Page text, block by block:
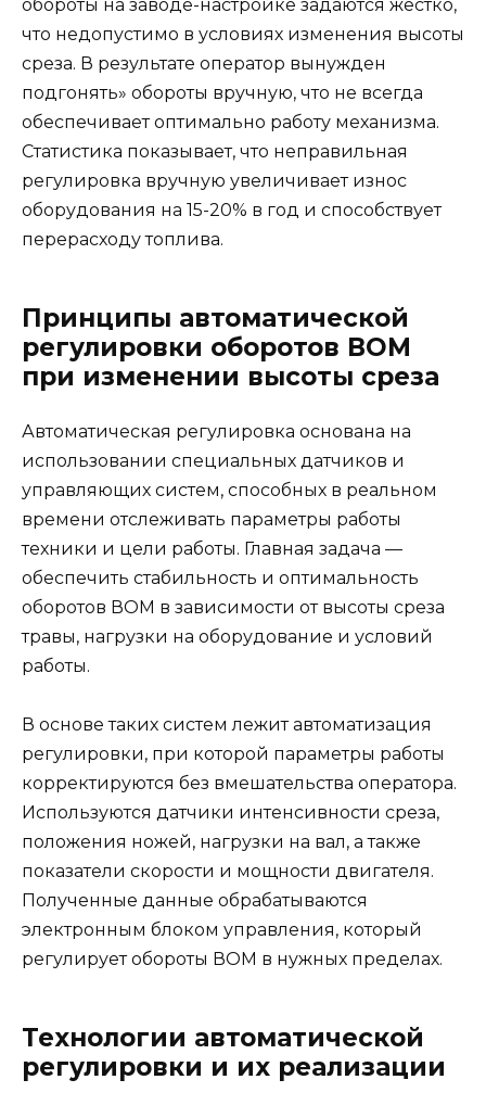
обороты на заводе-настройке задаются жестко,
что недопустимо в условиях изменения высоты
среза. В результате оператор вынужден
подгонять» обороты вручную, что не всегда
обеспечивает оптимально работу механизма.
Статистика показывает, что неправильная
регулировка вручную увеличивает износ
оборудования на 15-20% в год и способствует
перерасходу топлива.
Принципы автоматической
регулировки оборотов ВОМ
при изменении высоты среза
Автоматическая регулировка основана на
использовании специальных датчиков и
управляющих систем, способных в реальном
времени отслеживать параметры работы
техники и цели работы. Главная задача —
обеспечить стабильность и оптимальность
оборотов ВОМ в зависимости от высоты среза
травы, нагрузки на оборудование и условий
работы.
В основе таких систем лежит автоматизация
регулировки, при которой параметры работы
корректируются без вмешательства оператора.
Используются датчики интенсивности среза,
положения ножей, нагрузки на вал, а также
показатели скорости и мощности двигателя.
Полученные данные обрабатываются
электронным блоком управления, который
регулирует обороты ВОМ в нужных пределах.
Технологии автоматической
регулировки и их реализации